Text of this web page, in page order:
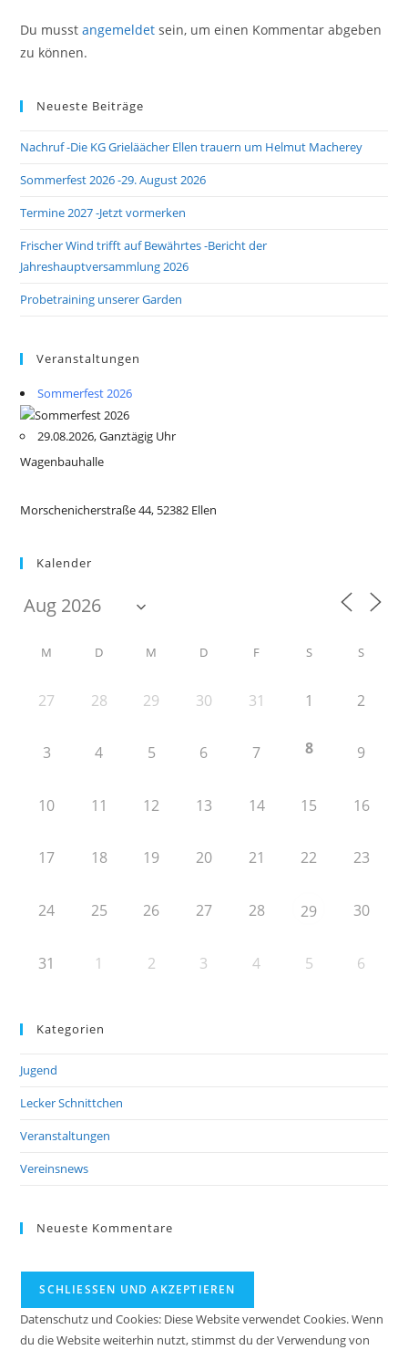
Du musstangemeldet sein, um einen Kommentar abgeben
zu können.
Neueste Beiträge
Nachruf -Die KG Grieläächer Ellen trauern um Helmut Macherey
Sommerfest 2026 -29. August 2026
Termine 2027 -Jetzt vormerken
Frischer Wind trifft auf Bewährtes -Bericht der
Jahreshauptversammlung 2026
Probetraining unserer Garden
Veranstaltungen
Sommerfest 2026
29.08.2026, Ganztägig Uhr
Wagenbauhalle
Morschenicherstraße 44, 52382 Ellen
Kalender
M D M D F S S
27 28 29 30 31 1 2
3 4 5 6 7 8 9
10 11 12 13 14 15 16
17 18 19 20 21 22 23
24 25 26 27 28 29 30
31 1 2 3 4 5 6
Kategorien
Jugend
Lecker Schnittchen
Veranstaltungen
Vereinsnews
Neueste Kommentare
Datenschutz und Cookies: Diese Website verwendet Cookies. Wenn
du die Website weiterhin nutzt, stimmst du der Verwendung von